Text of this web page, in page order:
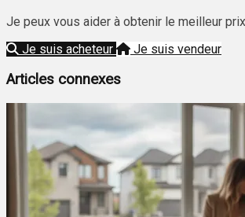
Je peux vous aider à obtenir le meilleur
Je suis acheteur
Je suis vendeur
Articles connexes